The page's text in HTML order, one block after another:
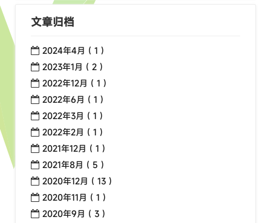
文章归档
2024年4月 ( 1 )
2023年1月 ( 2 )
2022年12月 ( 1 )
2022年6月 ( 1 )
2022年3月 ( 1 )
2022年2月 ( 1 )
2021年12月 ( 1 )
2021年8月 ( 5 )
2020年12月 ( 13 )
2020年11月 ( 1 )
2020年9月 ( 3 )